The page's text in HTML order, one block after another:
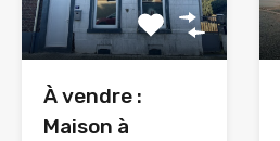
À vendre :
Maison à